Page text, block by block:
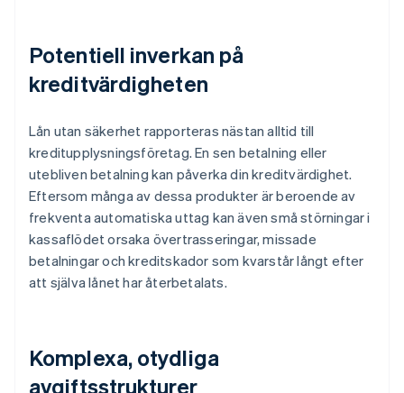
Potentiell inverkan på
kreditvärdigheten
Lån utan säkerhet rapporteras nästan alltid till
kreditupplysningsföretag. En sen betalning eller
utebliven betalning kan påverka din kreditvärdighet.
Eftersom många av dessa produkter är beroende av
frekventa automatiska uttag kan även små störningar i
kassaflödet orsaka övertrasseringar, missade
betalningar och kreditskador som kvarstår långt efter
att själva lånet har återbetalats.
Komplexa, otydliga
avgiftsstrukturer